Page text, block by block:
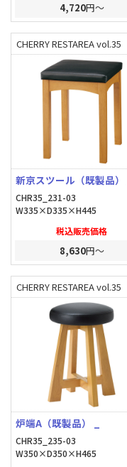
4,720円～
CHERRY RESTAREA vol.35
新京スツール（既製品） _
CHR35_231-03
W335×D335×H445
税込販売価格
8,630円～
CHERRY RESTAREA vol.35
炉端A（既製品） _
CHR35_235-03
W350×D350×H465